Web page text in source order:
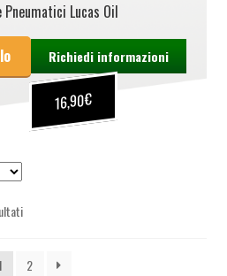
Lucas Oil
16,90€
Richiedi informazioni
2